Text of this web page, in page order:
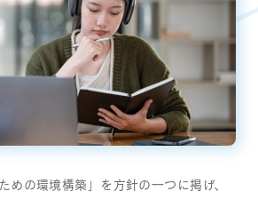
めの環境構築」を方針の一つに掲げ、